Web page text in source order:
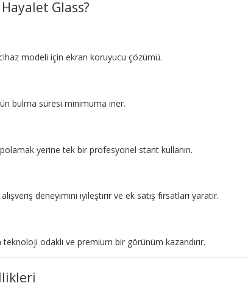
Glass?
modeli için ekran koruyucu çözümü.
bulma süresi minimuma iner.
yerine tek bir profesyonel stant kullanın.
deneyimini iyileştirir ve ek satış fırsatları yaratır.
teknoloji odaklı ve premium bir görünüm kazandırır.